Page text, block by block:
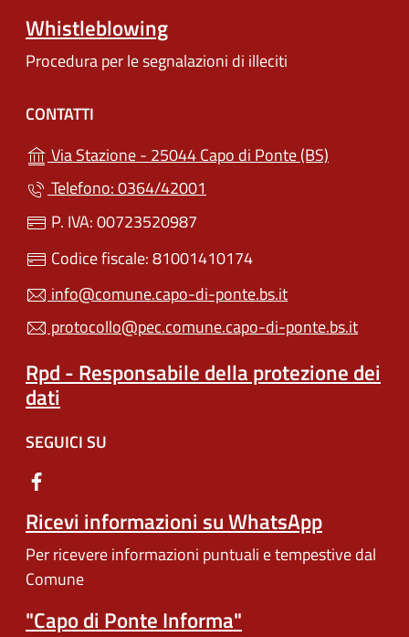
Whistleblowing
Procedura per le segnalazioni di illeciti
CONTATTI
Via Stazione - 25044 Capo di Ponte (BS)
Telefono: 0364/42001
P. IVA: 00723520987
Codice fiscale: 81001410174
info@comune.capo-di-ponte.bs.it
protocollo@pec.comune.capo-di-ponte.bs.it
Rpd - Responsabile della protezione dei
dati
SEGUICI SU
Ricevi informazioni su WhatsApp
Per ricevere informazioni puntuali e tempestive dal
Comune
"Capo di Ponte Informa"